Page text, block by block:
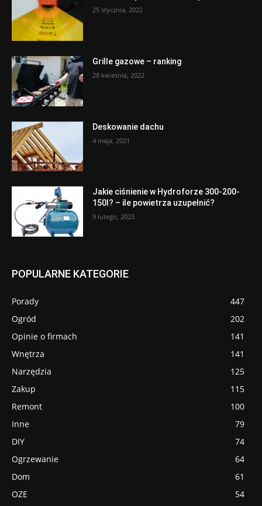
25 stycznia, 2022
Grille gazowe – ranking
28 kwietnia, 2022
Deskowanie dachu
4 maja, 2021
Jakie ciśnienie w Hydroforze 300-200-
150l? – ile powietrza uzupełnić?
9 lutego, 2023
POPULARNE KATEGORIE
Porady
447
Ogród
202
Opinie o firmach
141
Wnętrza
141
Narzędzia
125
Zakup
115
Remont
100
Inne
79
DIY
74
Ogrzewanie
64
Dom
61
OZE
54